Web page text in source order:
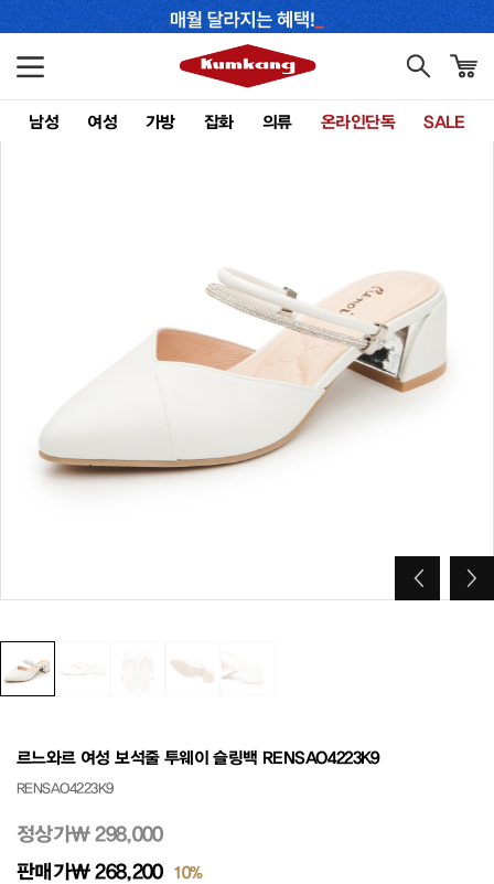
남성 여성 가방 잡화 의류 온라인단독 SALE
르느와르 여성 보석줄 투웨이 슬링백 RENSAO4223K9
RENSAO4223K9
정상가₩ 298,000
판매가₩ 268,200 10%